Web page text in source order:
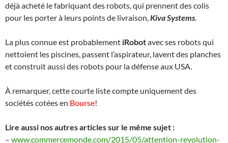
déjà acheté le fabriquant des robots, qui prennent des colis
pour les porter à leurs points de livraison,Kiva Systems.
La plus connue est probablement iRobotavec ses robots qui
nettoient les piscines, passent l’aspirateur, lavent des planches
et construit aussi des robots pour la défense aux USA.
À remarquer, cette courte liste compte uniquement des
sociétés cotées en Bourse!
Lire aussi nos autres articles sur le même sujet :
– www.commercemonde.com/2015/05/attention-revolution-